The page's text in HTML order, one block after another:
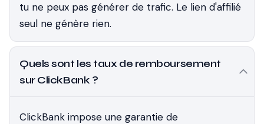
tu ne peux pas générer de trafic. Le lien d'affilié
seul ne génère rien.
Quels sont les taux de remboursement
sur ClickBank ?
ClickBank impose une garantie de